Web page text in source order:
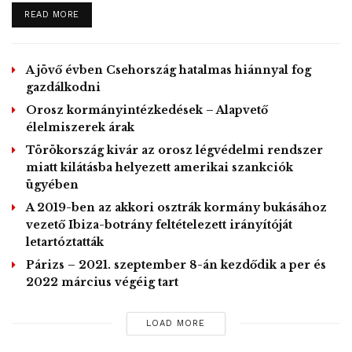
szakember, a válságstáb tagja elmondta: az emberek túl
Már nem tartják magukat a közösségi
távolságtartás szabályaihoz és a higiéniai
előírásokhoz. Továbbra is ajánlott a
szájmaszk viselése a tömegközlekedési
eszközökön és a zárt terekben – mondta.
A szomszédos Szlovéniában a kormány vasárnapi
jelentése szerint az elmúlt 24 órában eggyel, 1520-ra nőtt
az új koronavírussal diagnosztizált fertőzöttek száma. Új
halálesetet nem regisztráltak, a járvány halálos
áldozatainak száma 109 maradt. A diagnosztizált betegek
közül mindössze hatan vannak kórházban, közülük egyet
Ljubljana pénteken ismét korlátozásokat vezetett be a
READ MOREDETAILS
A jövő évben Csehország hatalmas hiánnyal fog
gazdálkodni
Orosz kormányintézkedések – Alapvető
élelmiszerek árak
Törökország kivár az orosz légvédelmi rendszer
miatt kilátásba helyezett amerikai szankciók
ügyében
A 2019-ben az akkori osztrák kormány bukásához
vezető Ibiza-botrány feltételezett irányítóját
letartóztatták
Párizs – 2021. szeptember 8-án kezdődik a per és
2022 március végéig tart
LOAD MORE